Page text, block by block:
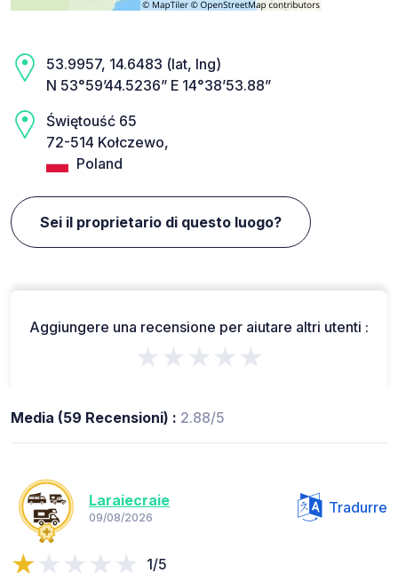
53.9957, 14.6483 (lat, lng)
N 53°59’44.5236” E 14°38’53.88”
Świętouść 65
72-514 Kołczewo,
Poland
Sei il proprietario di questo luogo?
Aggiungere una recensione per aiutare altri utenti :
★★★★★
Media (59 Recensioni) : 2.88/5
Laraiecraie
09/08/2026
Tradurre
1/5